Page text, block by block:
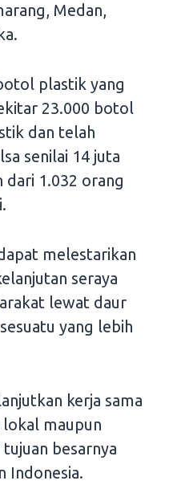
Medan,
plastik yang
23.000 botol
dan telah
senilai 14 juta
dari 1.032 orang
melestarikan
seraya
lewat daur
yang lebih
kerja sama
maupun
besarnya
Indonesia.